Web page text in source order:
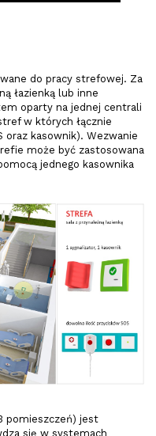
do pracy strefowej. Za
łazienką lub inne
oparty na jednej centrali
w których łącznie
oraz kasownik). Wezwanie
może być zastosowana
jednego kasownika
pomieszczeń) jest
się w systemach